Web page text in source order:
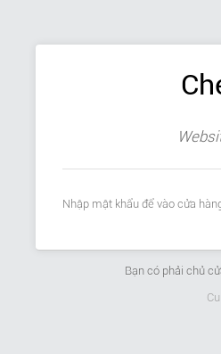
Nhập mật khẩu để vào cửa
Bạn có phải chủ